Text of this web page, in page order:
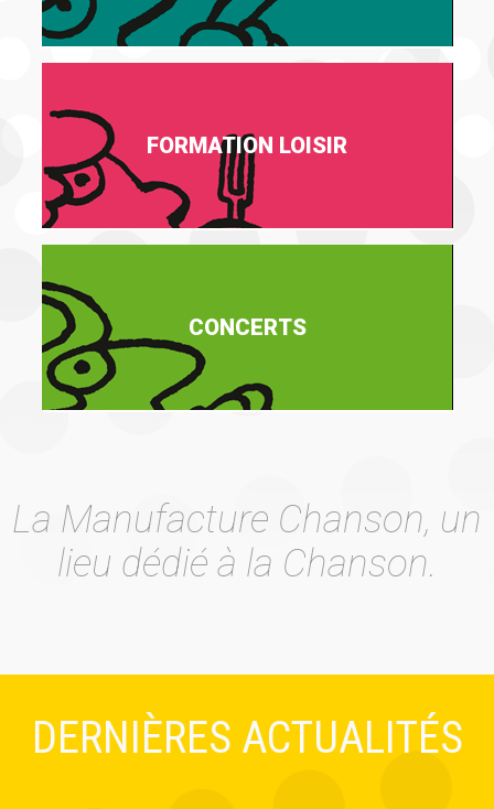
FORMATION LOISIR
CONCERTS
La Manufacture Chanson, un
lieu dédié à la Chanson.
DERNIÈRES ACTUALITÉS